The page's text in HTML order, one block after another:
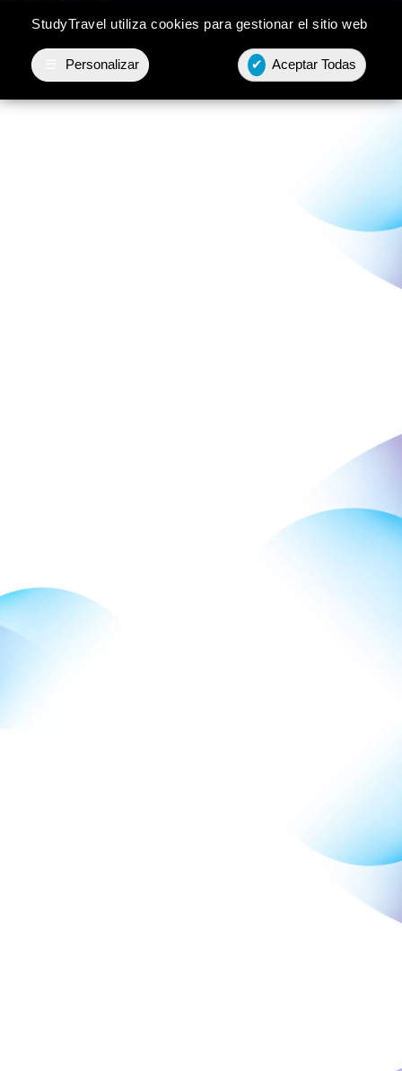
StudyTravel utiliza cookies para gestionar el sitio web
Personalizar ✔ Aceptar Todas